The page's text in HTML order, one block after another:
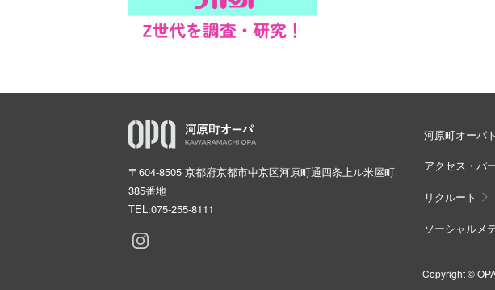
〒604-8505 京都府京都市中京区河原町通四条上ル米屋町
385番地
TEL:075-255-8111
河原町オーパ
アクセス・パ
リクルート
ソーシャルメ
Copyright ©